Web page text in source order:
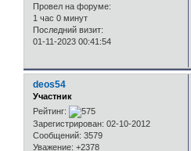
Провел на форуме:
1 час 0 минут
Последний визит:
01-11-2023 00:41:54
deos54
Участник
Рейтинг:
Зарегистрирован: 02-10-2012
Сообщений: 3579
Уважение: +2378